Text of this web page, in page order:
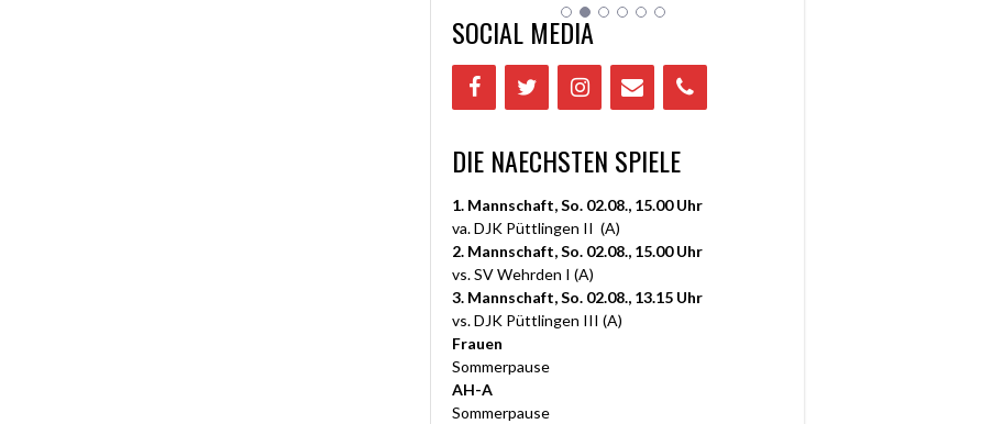
SOCIAL MEDIA
DIE NAECHSTEN SPIELE
1. Mannschaft, So. 02.08., 15.00 Uhr
va. DJK Püttlingen II (A)
2. Mannschaft, So. 02.08., 15.00 Uhr
vs. SV Wehrden I (A)
3. Mannschaft, So. 02.08., 13.15 Uhr
vs. DJK Püttlingen III (A)
Frauen
Sommerpause
AH-A
Sommerpause